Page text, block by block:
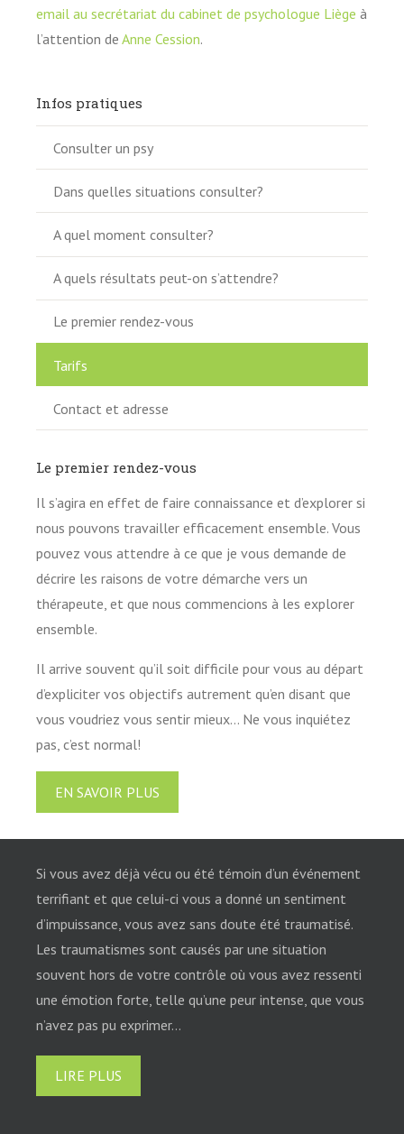
email au secrétariat du cabinet de psychologue Liège à
l’attention de Anne Cession.
Infos pratiques
Consulter un psy
Dans quelles situations consulter?
A quel moment consulter?
A quels résultats peut-on s’attendre?
Le premier rendez-vous
Tarifs
Contact et adresse
Le premier rendez-vous
Il s’agira en effet de faire connaissance et d’explorer si
nous pouvons travailler efficacement ensemble. Vous
pouvez vous attendre à ce que je vous demande de
décrire les raisons de votre démarche vers un
thérapeute, et que nous commencions à les explorer
ensemble.
Il arrive souvent qu’il soit difficile pour vous au départ
d’expliciter vos objectifs autrement qu’en disant que
vous voudriez vous sentir mieux… Ne vous inquiétez
pas, c’est normal!
EN SAVOIR PLUS
Si vous avez déjà vécu ou été témoin d’un événement
terrifiant et que celui-ci vous a donné un sentiment
d’impuissance, vous avez sans doute été traumatisé.
Les traumatismes sont causés par une situation
souvent hors de votre contrôle où vous avez ressenti
une émotion forte, telle qu’une peur intense, que vous
n’avez pas pu exprimer…
LIRE PLUS